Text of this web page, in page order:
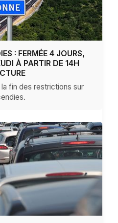
: FERMÉE 4 JOURS,
À PARTIR DE 14H
fin des restrictions sur